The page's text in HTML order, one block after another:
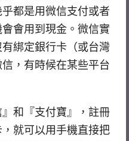
都是用微信支付或者
會用到現金。微信實
綁定銀行卡（或台灣
，有時候在某些平台
和『支付寶』，註冊
就可以用手機直接把